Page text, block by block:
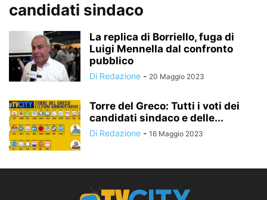
candidati sindaco
La replica di Borriello, fuga di
Luigi Mennella dal confronto
pubblico
Di Redazione - 20 Maggio 2023
Torre del Greco: Tutti i voti dei
candidati sindaco e delle...
Di Redazione - 16 Maggio 2023